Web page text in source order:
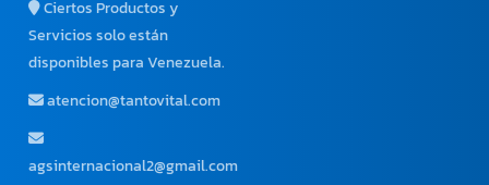
Ciertos Productos y
Servicios solo están
disponibles para Venezuela.
atencion@tantovital.com
agsinternacional2@gmail.com